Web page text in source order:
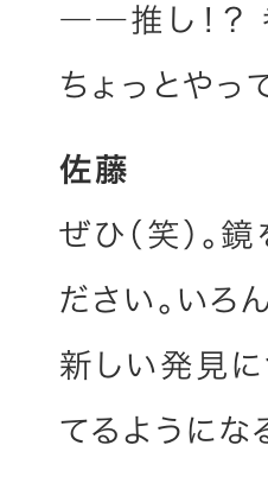
――推し！？
ちょっとやっ
佐藤
ぜひ（笑）。
ださい。いろ
新しい発見
てるようにな